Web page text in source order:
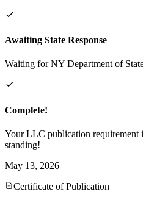
Awaiting State Response
Waiting for NY Department of
Complete!
Your LLC publication requirement
standing!
May 13, 2026
Certificate of Publication